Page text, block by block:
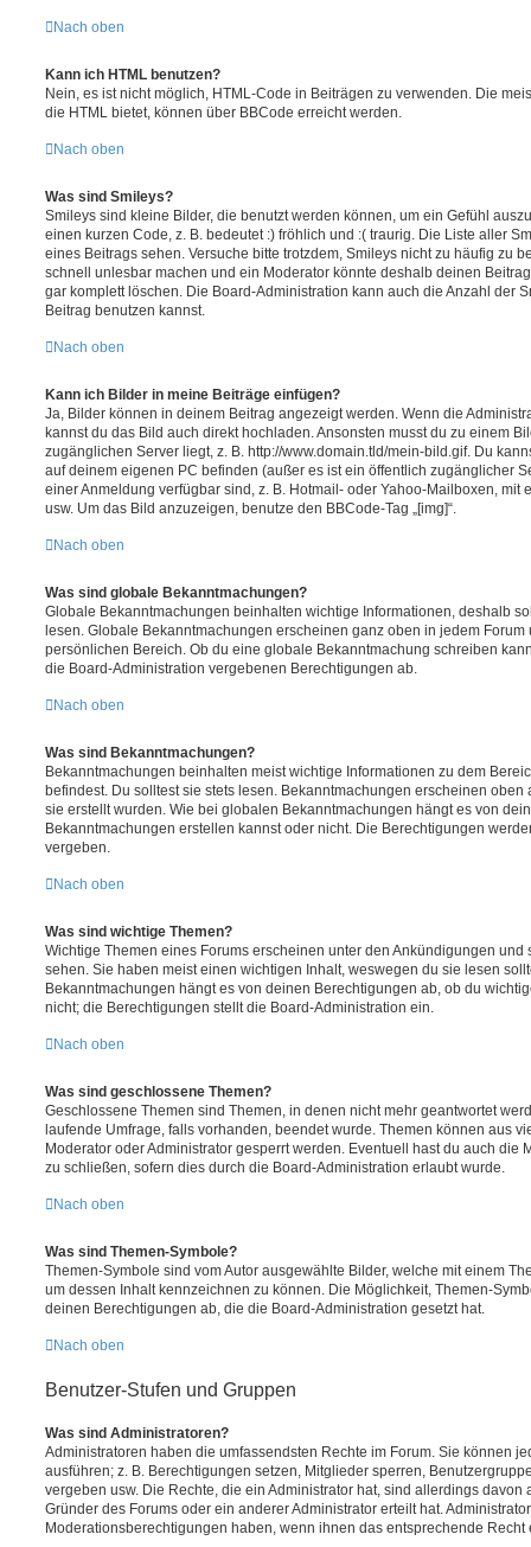
Nach oben
Kann ich HTML benutzen?
Nein, es ist nicht möglich, HTML-Code in Beiträgen zu verwenden. Die
die HTML bietet, können über BBCode erreicht werden.
Nach oben
Was sind Smileys?
Smileys sind kleine Bilder, die benutzt werden können, um ein Gefühl
einen kurzen Code, z. B. bedeutet :) fröhlich und :( traurig. Die Liste aller
eines Beitrags sehen. Versuche bitte trotzdem, Smileys nicht zu häufig zu
schnell unlesbar machen und ein Moderator könnte deshalb deinen
gar komplett löschen. Die Board-Administration kann auch die Anzahl der
Beitrag benutzen kannst.
Nach oben
Kann ich Bilder in meine Beiträge einfügen?
Ja, Bilder können in deinem Beitrag angezeigt werden. Wenn die
kannst du das Bild auch direkt hochladen. Ansonsten musst du zu einem
zugänglichen Server liegt, z. B. http://www.domain.tld/mein-bild.gif. Du
auf deinem eigenen PC befinden (außer es ist ein öffentlich zugänglicher
einer Anmeldung verfügbar sind, z. B. Hotmail- oder Yahoo-Mailboxen, mit
usw. Um das Bild anzuzeigen, benutze den BBCode-Tag „[img]“.
Nach oben
Was sind globale Bekanntmachungen?
Globale Bekanntmachungen beinhalten wichtige Informationen, deshalb
lesen. Globale Bekanntmachungen erscheinen ganz oben in jedem
persönlichen Bereich. Ob du eine globale Bekanntmachung schreiben
die Board-Administration vergebenen Berechtigungen ab.
Nach oben
Was sind Bekanntmachungen?
Bekanntmachungen beinhalten meist wichtige Informationen zu dem
befindest. Du solltest sie stets lesen. Bekanntmachungen erscheinen oben
sie erstellt wurden. Wie bei globalen Bekanntmachungen hängt es von
Bekanntmachungen erstellen kannst oder nicht. Die Berechtigungen
vergeben.
Nach oben
Was sind wichtige Themen?
Wichtige Themen eines Forums erscheinen unter den Ankündigungen und
sehen. Sie haben meist einen wichtigen Inhalt, weswegen du sie lesen
Bekanntmachungen hängt es von deinen Berechtigungen ab, ob du
nicht; die Berechtigungen stellt die Board-Administration ein.
Nach oben
Was sind geschlossene Themen?
Geschlossene Themen sind Themen, in denen nicht mehr geantwortet
laufende Umfrage, falls vorhanden, beendet wurde. Themen können aus
Moderator oder Administrator gesperrt werden. Eventuell hast du auch die
zu schließen, sofern dies durch die Board-Administration erlaubt wurde.
Nach oben
Was sind Themen-Symbole?
Themen-Symbole sind vom Autor ausgewählte Bilder, welche mit einem
um dessen Inhalt kennzeichnen zu können. Die Möglichkeit, Themen-
deinen Berechtigungen ab, die die Board-Administration gesetzt hat.
Nach oben
Benutzer-Stufen und Gruppen
Was sind Administratoren?
Administratoren haben die umfassendsten Rechte im Forum. Sie können
ausführen; z. B. Berechtigungen setzen, Mitglieder sperren,
vergeben usw. Die Rechte, die ein Administrator hat, sind allerdings
Gründer des Forums oder ein anderer Administrator erteilt hat.
Moderationsberechtigungen haben, wenn ihnen das entsprechende Recht